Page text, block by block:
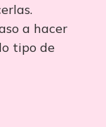
a hacer
tipo de